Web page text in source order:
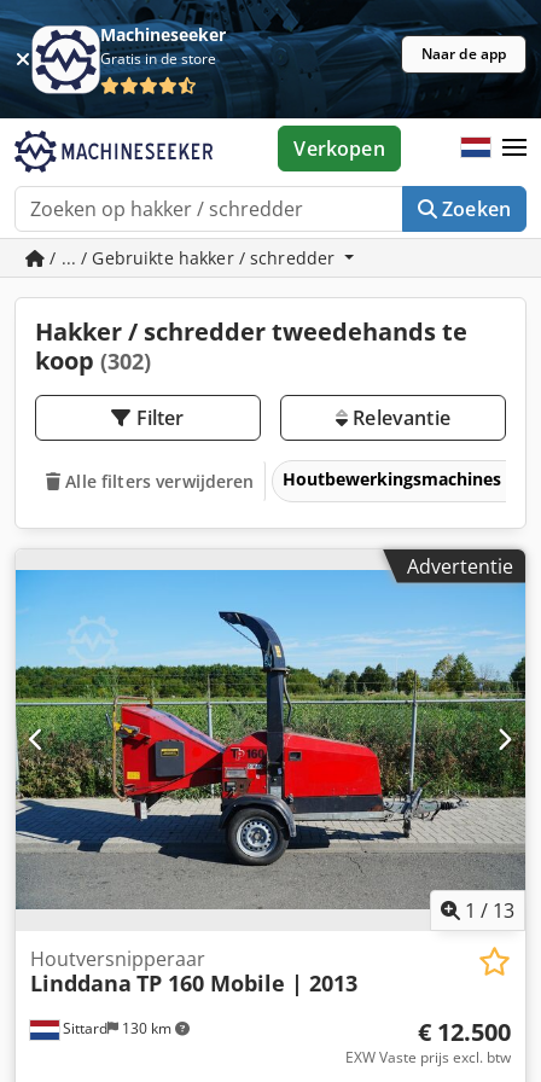
Machineseeker
Gratis in de store Naar de app
Zoeken
Verkopen
/ ... / Gebruikte hakker / schredder
Hakker / schredder tweedehands te
koop (302)
Filter Relevantie
Alle filters verwijderen Houtbewerkingsmachines
Advertentie
1 / 13
Sittard 130 km
Houtversnipperaar
Linddana TP 160 Mobile | 2013
€ 12.500
EXW Vaste prijs excl. btw